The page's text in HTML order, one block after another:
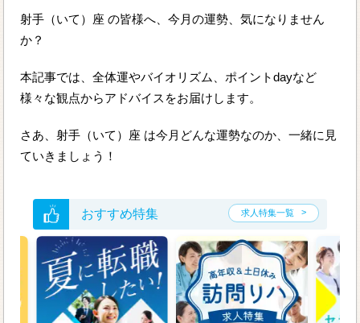
射手（いて）座 の皆様へ、今月の運勢、気になりません
か？
本記事では、全体運やバイオリズム、ポイントdayなど
様々な観点からアドバイスをお届けします。
さあ、射手（いて）座 は今月どんな運勢なのか、一緒に見
ていきましょう！
おすすめ特集 求人特集一覧